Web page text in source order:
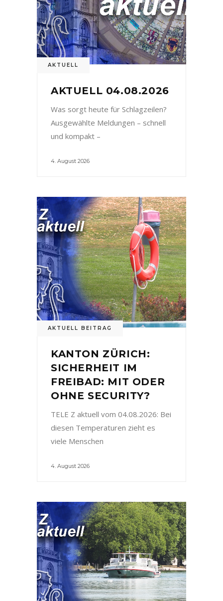
AKTUELL
AKTUELL 04.08.2026
Was sorgt heute für Schlagzeilen?
Ausgewählte Meldungen – schnell
und kompakt –
4. August 2026
AKTUELL BEITRAG
KANTON ZÜRICH:
SICHERHEIT IM
FREIBAD: MIT ODER
OHNE SECURITY?
TELE Z aktuell vom 04.08.2026: Bei
diesen Temperaturen zieht es
viele Menschen
4. August 2026